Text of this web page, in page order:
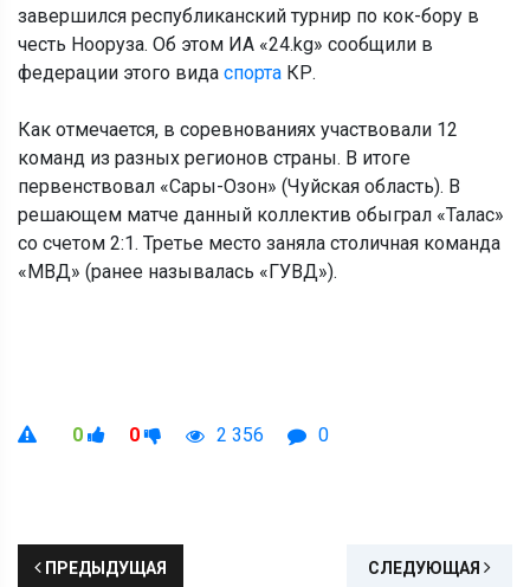
завершился республиканский турнир по кок-бору в
честь Нооруза. Об этом ИА «24.kg» сообщили в
федерации этого вида спорта КР.
Как отмечается, в соревнованиях участвовали 12
команд из разных регионов страны. В итоге
первенствовал «Сары-Озон» (Чуйская область). В
решающем матче данный коллектив обыграл «Талас»
со счетом 2:1. Третье место заняла столичная команда
«МВД» (ранее называлась «ГУВД»).
0 0 2 356 0
ПРЕДЫДУЩАЯ СЛЕДУЮЩАЯ